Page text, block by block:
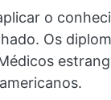
o
Os